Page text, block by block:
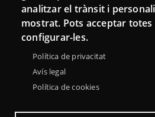
Butlletins
analitzar el trànsit i
mostrat. Pots acceptar totes
configurar-les.
Política de privacitat
Avís legal
Política de cookies